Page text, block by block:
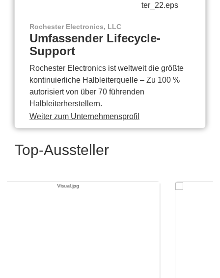
Rochester Electronics, LLC
Umfassender Lifecycle-
Support
Rochester Electronics ist weltweit die größte
kontinuierliche Halbleiterquelle – Zu 100 %
autorisiert von über 70 führenden
Halbleiterherstellern.
Weiter zum Unternehmensprofil
Top-Aussteller